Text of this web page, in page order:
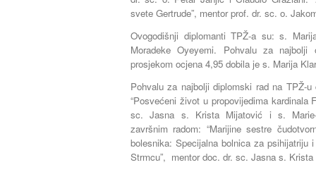
svete Gertrude”, mentor prof. dr. sc. o.
Ovogodišnji diplomanti TPŽ-a su: s.
Moradeke Oyeyemi. Pohvalu za
prosjekom ocjena 4,95 dobila je s. Marija
Pohvalu za najbolji diplomski rad na TPŽ-
“Posvećeni život u propovijedima kardinala
sc. Jasna s. Krista Mijatović i s.
završnim radom: “Marijine sestre
bolesnika: Specijalna bolnica za psihijatriju
Strmcu”, mentor doc. dr. sc. Jasna s.